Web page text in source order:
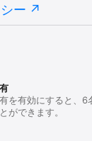
ー
を有効にすると、6
ができます。